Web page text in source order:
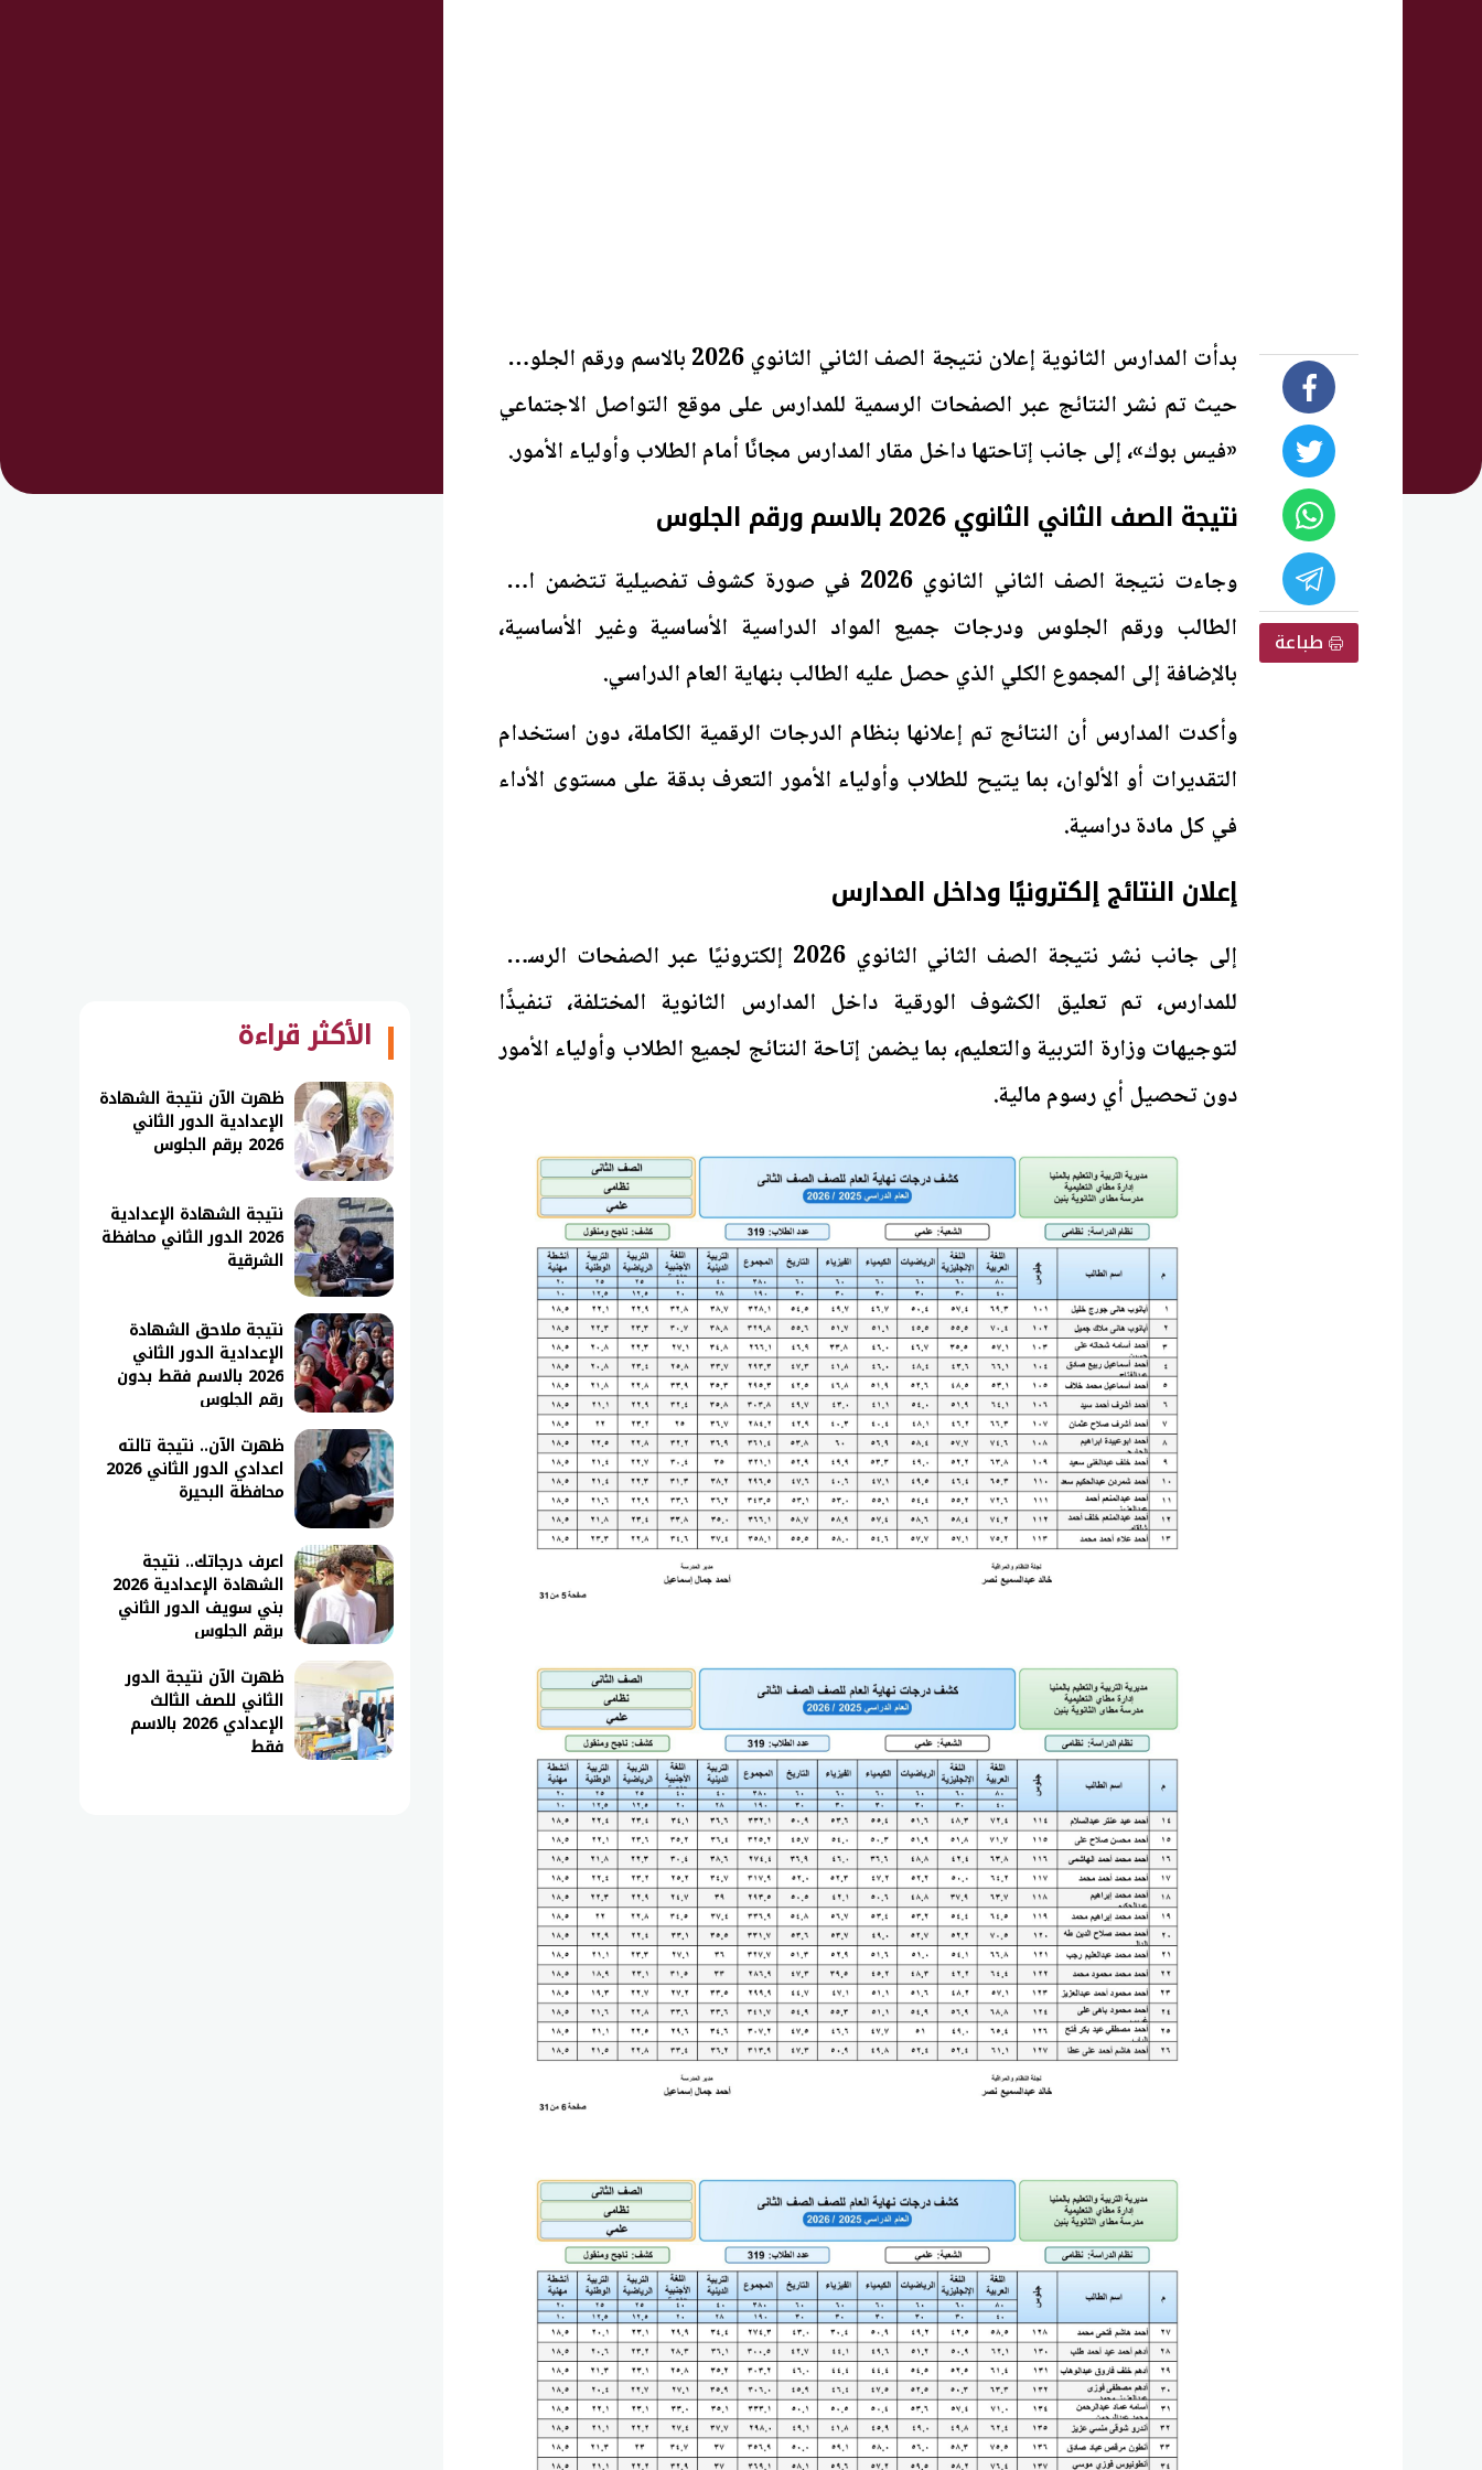
طباعة
بدأت المدارس الثانوية إعلان نتيجة الصف الثاني الثانوي 2026 بالاسم ورقم الجلوس،
حيث تم نشر النتائج عبر الصفحات الرسمية للمدارس على موقع التواصل الاجتماعي
«فيس بوك»، إلى جانب إتاحتها داخل مقار المدارس مجانًا أمام الطلاب وأولياء الأمور.
نتيجة الصف الثاني الثانوي 2026 بالاسم ورقم الجلوس
وجاءت نتيجة الصف الثاني الثانوي 2026 في صورة كشوف تفصيلية تتضمن اسم
الطالب ورقم الجلوس ودرجات جميع المواد الدراسية الأساسية وغير الأساسية،
بالإضافة إلى المجموع الكلي الذي حصل عليه الطالب بنهاية العام الدراسي.
وأكدت المدارس أن النتائج تم إعلانها بنظام الدرجات الرقمية الكاملة، دون استخدام
التقديرات أو الألوان، بما يتيح للطلاب وأولياء الأمور التعرف بدقة على مستوى الأداء
في كل مادة دراسية.
إعلان النتائج إلكترونيًا وداخل المدارس
إلى جانب نشر نتيجة الصف الثاني الثانوي 2026 إلكترونيًا عبر الصفحات الرسمية
للمدارس، تم تعليق الكشوف الورقية داخل المدارس الثانوية المختلفة، تنفيذًا
لتوجيهات وزارة التربية والتعليم، بما يضمن إتاحة النتائج لجميع الطلاب وأولياء الأمور
دون تحصيل أي رسوم مالية.
الأكثر قراءة
ظهرت الآن نتيجة الشهادة
الإعدادية الدور الثاني
2026 برقم الجلوس
نتيجة الشهادة الإعدادية
2026 الدور الثاني محافظة
الشرقية
نتيجة ملاحق الشهادة
الإعدادية الدور الثاني
2026 بالاسم فقط بدون
رقم الجلوس
ظهرت الآن.. نتيجة تالته
اعدادي الدور الثاني 2026
محافظة البحيرة
اعرف درجاتك.. نتيجة
الشهادة الإعدادية 2026
بني سويف الدور الثاني
برقم الجلوس
ظهرت الآن نتيجة الدور
الثاني للصف الثالث
الإعدادي 2026 بالاسم
فقط